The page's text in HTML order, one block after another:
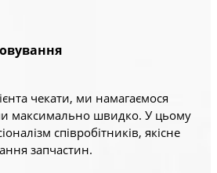
чекати, ми намагаємося
максимально швидко. У цьому
співробітників, якісне
запчастин.